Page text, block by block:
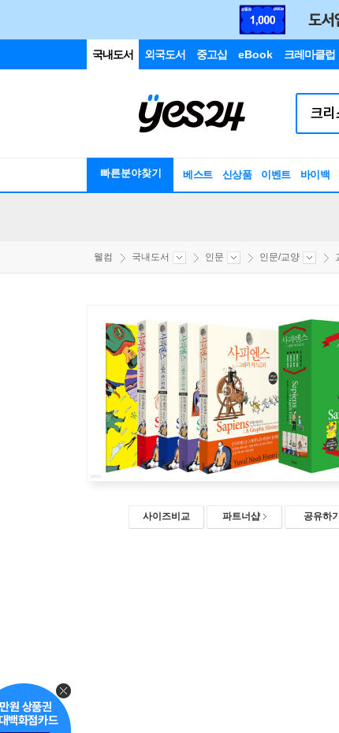
국내도서 외국도서 중고샵 eBook 크레마클럽
빠른분야찾기 베스트 신상품 이벤트 바이백
웰컴 국내도서 인문 인문/교양
사이즈비교 파트너샵 공유하